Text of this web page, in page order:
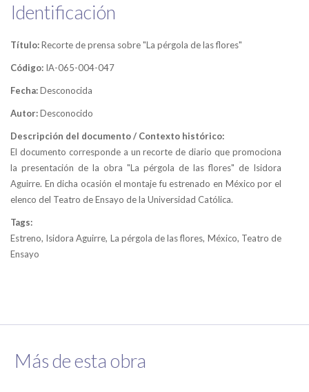
Identificación
Título:Recorte de prensa sobre "La pérgola de las flores"
Código: IA-065-004-047
Fecha:Desconocida
Autor:Desconocido
Descripción del documento / Contexto histórico:
El documento corresponde a un recorte de diario que promociona
la presentación de la obra "La pérgola de las flores" de Isidora
Aguirre. En dicha ocasión el montaje fu estrenado en México por el
elenco del Teatro de Ensayo de la Universidad Católica.
Tags:
Estreno, Isidora Aguirre, La pérgola de las flores, México, Teatro de
Ensayo
Más de esta obra